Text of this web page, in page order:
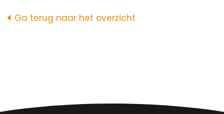
Ga terug naar het overzicht